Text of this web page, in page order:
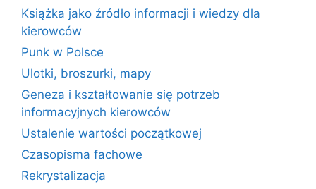
Książka jako źródło informacji i wiedzy dla
kierowców
Punk w Polsce
Ulotki, broszurki, mapy
Geneza i kształtowanie się potrzeb
informacyjnych kierowców
Ustalenie wartości początkowej
Czasopisma fachowe
Rekrystalizacja